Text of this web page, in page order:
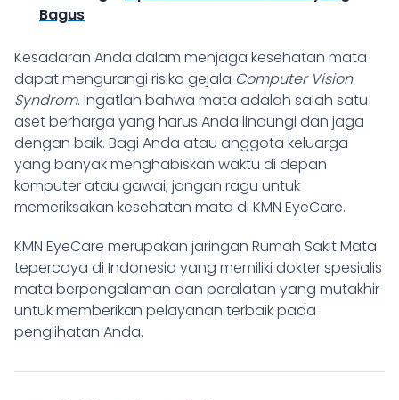
Bagus
Kesadaran Anda dalam menjaga kesehatan mata
dapat mengurangi risiko gejala Computer Vision
Syndrom. Ingatlah bahwa mata adalah salah satu
aset berharga yang harus Anda lindungi dan jaga
dengan baik. Bagi Anda atau anggota keluarga
yang banyak menghabiskan waktu di depan
komputer atau gawai, jangan ragu untuk
memeriksakan kesehatan mata di KMN EyeCare.
KMN EyeCare merupakan jaringan Rumah Sakit Mata
tepercaya di Indonesia yang memiliki dokter spesialis
mata berpengalaman dan peralatan yang mutakhir
untuk memberikan pelayanan terbaik pada
penglihatan Anda.